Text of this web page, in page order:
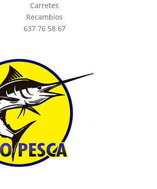
Carretes
Recambios
637 76 58 67